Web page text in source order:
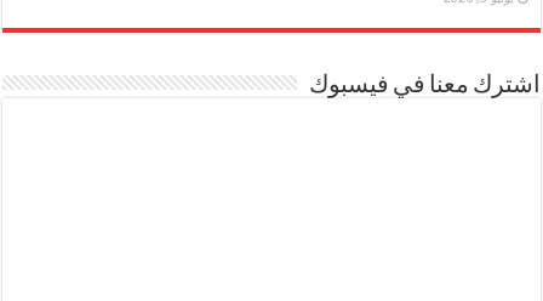
اشترك معنا في فيسبوك